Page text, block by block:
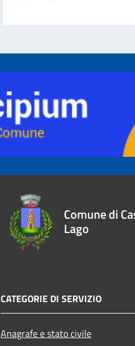
Comune di
Lago
CATEGORIE DI SERVIZIO
Anagrafe e stato civile